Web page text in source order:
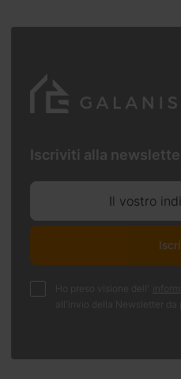
Iscriviti alla
Il vostro
Ho preso visione dell'
all'invio della Newsletter da